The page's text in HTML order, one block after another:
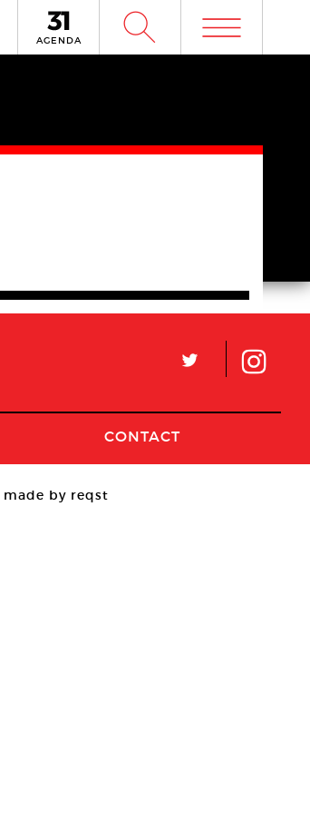
AGENDA W m
L
CONTACT
made by reqst